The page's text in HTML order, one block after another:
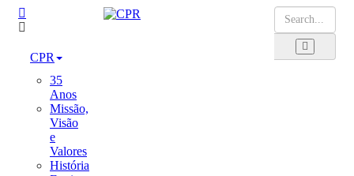
CPR
35
Anos
Missão,
Visão
e
Valores
História